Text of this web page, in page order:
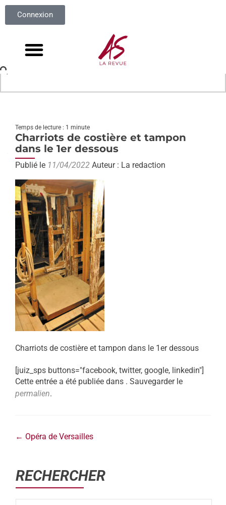
Connexion
Temps de lecture : 1 minute
Charriots de costière et tampon
dans le 1er dessous
Publié le 11/04/2022 Auteur : La redaction
Charriots de costière et tampon dans le 1er dessous
[juiz_sps buttons="facebook, twitter, google, linkedin"]
Cette entrée a été publiée dans . Sauvegarder le
permalien.
← Opéra de Versailles
RECHERCHER